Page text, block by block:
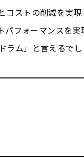
コストの削減を実
フォーマンスを実
ム」と言えるでし